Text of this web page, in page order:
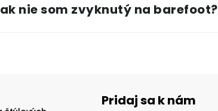
nie som zvyknutý na barefoot?
Pridaj sa k nám